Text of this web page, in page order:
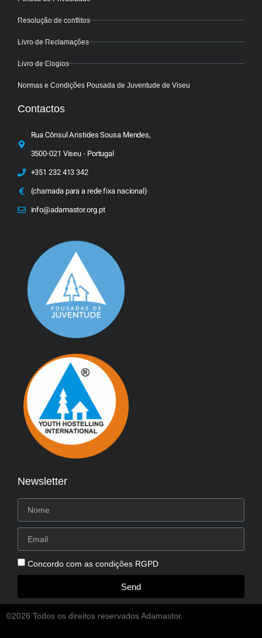
Resolução de conflitos
Livro de Reclamações
Livro de Elogios
Normas e Condições Pousada de Juventude de Viseu
Contactos
Rua Cônsul Aristides Sousa Mendes,
3500-021 Viseu - Portugal
+351 232 413 342
(chamada para a rede fixa nacional)
info@adamastor.org.pt
Newsletter
Concordo com as condições RGPD
Send
©2026 Todos os direitos reservados Adamastor.